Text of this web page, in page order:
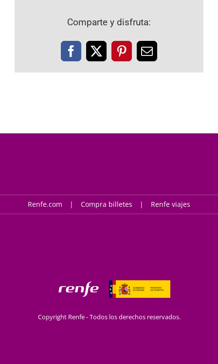
Comparte y disfruta:
Facebook
X PinterestCorreo
Renfe.com Compra billetes Renfe viajes
Copyright Renfe - Todos los derechos reservados.